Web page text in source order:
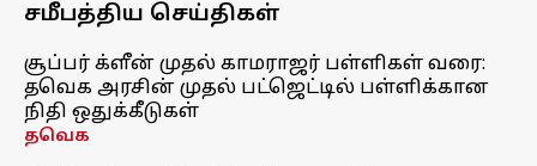
சமீபத்திய செய்திகள்
சூப்பர் க்ளீன் முதல் காமராஜர் பள்ளிகள் வரை:
தவெக அரசின் முதல் பட்ஜெட்டில் பள்ளிக்கான
நிதி ஒதுக்கீடுகள்
தவெக